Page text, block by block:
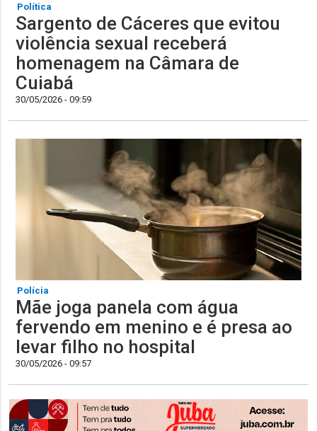
Política
Sargento de Cáceres que evitou
violência sexual receberá
homenagem na Câmara de
Cuiabá
30/05/2026 - 09:59
Polícia
Mãe joga panela com água
fervendo em menino e é presa ao
levar filho no hospital
30/05/2026 - 09:57